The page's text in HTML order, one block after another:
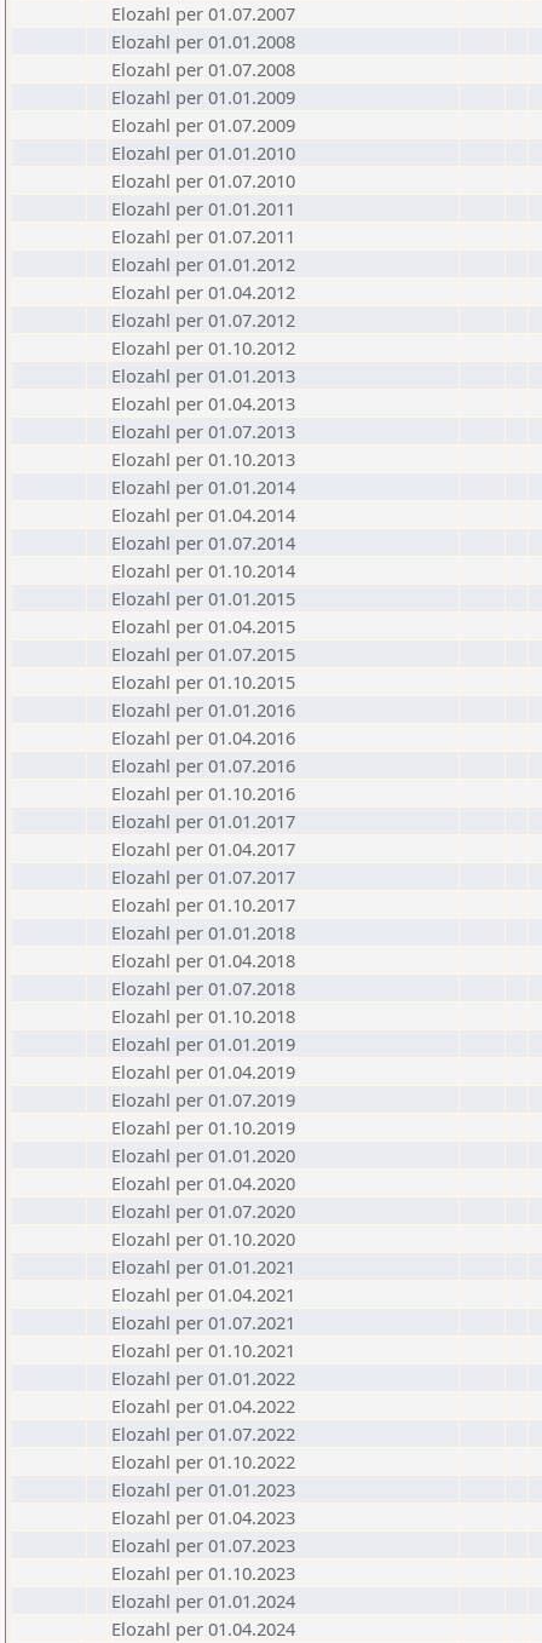
Elozahl per 01.07.2007
Elozahl per 01.01.2008
Elozahl per 01.07.2008
Elozahl per 01.01.2009
Elozahl per 01.07.2009
Elozahl per 01.01.2010
Elozahl per 01.07.2010
Elozahl per 01.01.2011
Elozahl per 01.07.2011
Elozahl per 01.01.2012
Elozahl per 01.04.2012
Elozahl per 01.07.2012
Elozahl per 01.10.2012
Elozahl per 01.01.2013
Elozahl per 01.04.2013
Elozahl per 01.07.2013
Elozahl per 01.10.2013
Elozahl per 01.01.2014
Elozahl per 01.04.2014
Elozahl per 01.07.2014
Elozahl per 01.10.2014
Elozahl per 01.01.2015
Elozahl per 01.04.2015
Elozahl per 01.07.2015
Elozahl per 01.10.2015
Elozahl per 01.01.2016
Elozahl per 01.04.2016
Elozahl per 01.07.2016
Elozahl per 01.10.2016
Elozahl per 01.01.2017
Elozahl per 01.04.2017
Elozahl per 01.07.2017
Elozahl per 01.10.2017
Elozahl per 01.01.2018
Elozahl per 01.04.2018
Elozahl per 01.07.2018
Elozahl per 01.10.2018
Elozahl per 01.01.2019
Elozahl per 01.04.2019
Elozahl per 01.07.2019
Elozahl per 01.10.2019
Elozahl per 01.01.2020
Elozahl per 01.04.2020
Elozahl per 01.07.2020
Elozahl per 01.10.2020
Elozahl per 01.01.2021
Elozahl per 01.04.2021
Elozahl per 01.07.2021
Elozahl per 01.10.2021
Elozahl per 01.01.2022
Elozahl per 01.04.2022
Elozahl per 01.07.2022
Elozahl per 01.10.2022
Elozahl per 01.01.2023
Elozahl per 01.04.2023
Elozahl per 01.07.2023
Elozahl per 01.10.2023
Elozahl per 01.01.2024
Elozahl per 01.04.2024